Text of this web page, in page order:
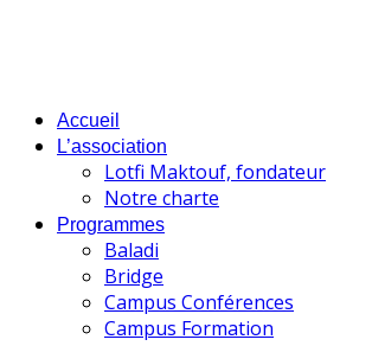
Accueil
L’association
Lotfi Maktouf, fondateur
Notre charte
Programmes
Baladi
Bridge
Campus Conférences
Campus Formation